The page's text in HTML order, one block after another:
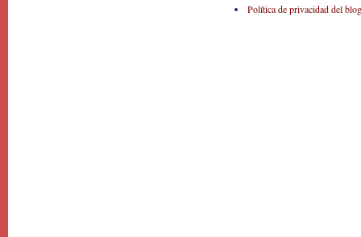
Política de privacidad del